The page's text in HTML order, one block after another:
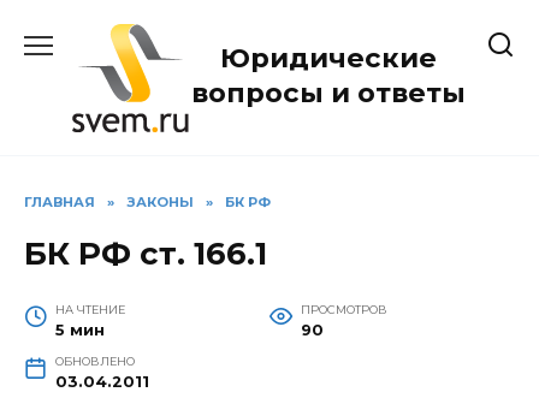
содержанию
Юридические
вопросы и ответы
ГЛАВНАЯ » ЗАКОНЫ » БК РФ
БК РФ ст. 166.1
НА ЧТЕНИЕ
5 мин
ПРОСМОТРОВ
90
ОБНОВЛЕНО
03.04.2011